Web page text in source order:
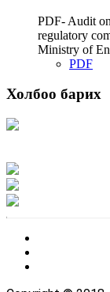
PDF- Audit
regulatory
Ministry of
PDF
Холбоо барих